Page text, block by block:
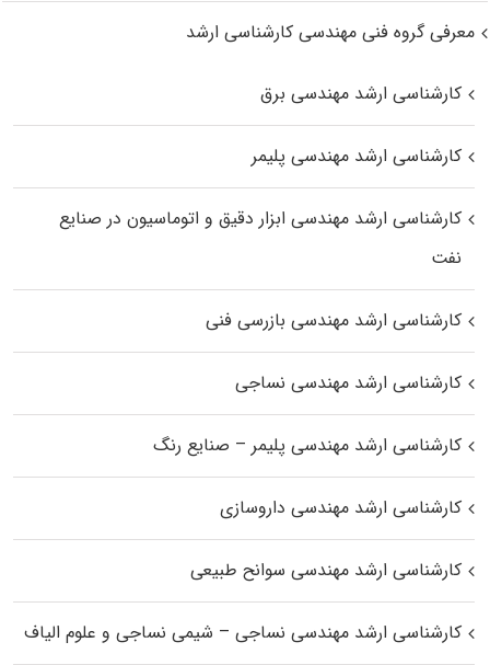
معرفی گروه فنی مهندسی کارشناسی ارشد
کارشناسی ارشد مهندسی برق
کارشناسی ارشد مهندسی پلیمر
کارشناسی ارشد مهندسی ابزار دقیق و اتوماسیون در صنایع
نفت
کارشناسی ارشد مهندسی بازرسی فنی
کارشناسی ارشد مهندسی نساجی
کارشناسی ارشد مهندسی پلیمر – صنایع رنگ
کارشناسی ارشد مهندسی داروسازی
کارشناسی ارشد مهندسی سوانح طبیعی
کارشناسی ارشد مهندسی نساجی – شیمی نساجی و علوم الیاف